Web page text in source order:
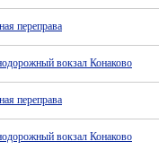
переправа
вокзал Конаково
переправа
вокзал Конаково